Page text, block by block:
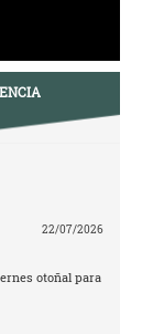
22/07/2026
otoñal para